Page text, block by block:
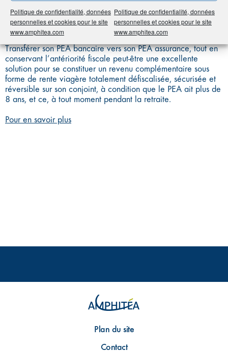
Politique de confidentialité, données
personnelles et cookies pour le site
www.amphitea.com
Politique de confidentialité, données
personnelles et cookies pour le site
www.amphitea.com
Attention toutefois, le PEA assurance ne pourra pas accueillir
de titres vifs mais plutôt des fonds réunissant certains critères.
Transférer son PEA bancaire vers son PEA assurance, tout en
conservant l’antériorité fiscale peut-être une excellente
solution pour se constituer un revenu complémentaire sous
forme de rente viagère totalement défiscalisée, sécurisée et
réversible sur son conjoint, à condition que le PEA ait plus de
8 ans, et ce, à tout moment pendant la retraite.
Pour en savoir plus
Plan du site
Contact